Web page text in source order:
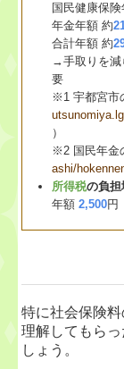
国民健康保
年金年額 約
合計年額 約
→手取りを
要
※1 宇都宮市
）
※2 国民年金
ashi/
所得税の負担
年額2,500
特に社会保険
理解してもら
しょう。